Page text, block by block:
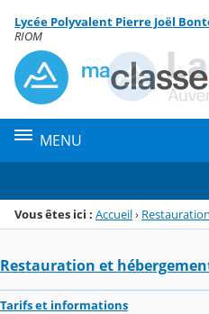
Menu de la rubrique
Contenu
Lycée Polyvalent Pierre Joël
RIOM
MENU
Vous êtes ici : Accueil›
Restauration et
Tarifs et informations